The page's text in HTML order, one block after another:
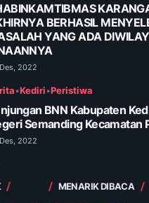
BERHASIL
YANG ADA
2022
•Kediri•Peristiwa
BNN Kabupaten
Semanding Kecamatan
2022
MENARIK DIBACA